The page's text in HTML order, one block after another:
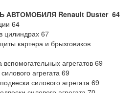
АВТОМОБИЛЯ Renault Duster 64
64
цилиндрах 67
картера и брызговиков
агрегатов 69
агрегата 69
силового агрегата 69